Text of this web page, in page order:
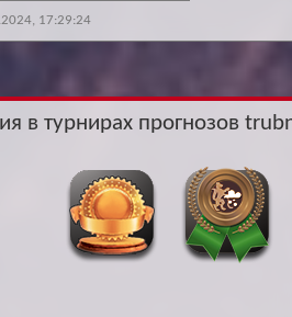
17:29:24
в турнирах прогнозов